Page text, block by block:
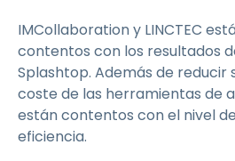
IMCollaboration y LINCTEC
contentos con los resultados
Splashtop. Además de
coste de las herramientas de
están contentos con el nivel
eficiencia.